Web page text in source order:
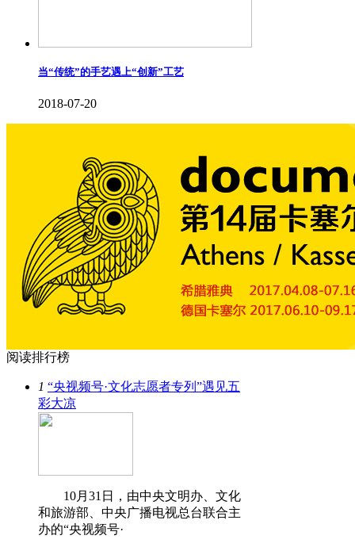
当“传统”的手艺遇上“创新”工艺
2018-07-20
阅读排行榜
1 “央视频号·文化志愿者专列”遇见五
彩大凉
10月31日，由中央文明办、文化
和旅游部、中央广播电视总台联合主
办的“央视频号·